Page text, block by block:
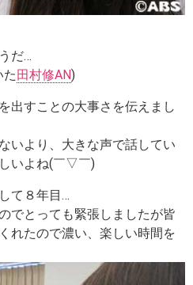
だ…
た田村修AN)
出すことの大事さを伝えまし
いより、大きな声で話してい
いよね(￣▽￣)
て８年目…
でとっても緊張しましたが皆
れたので濃い、楽しい時間を